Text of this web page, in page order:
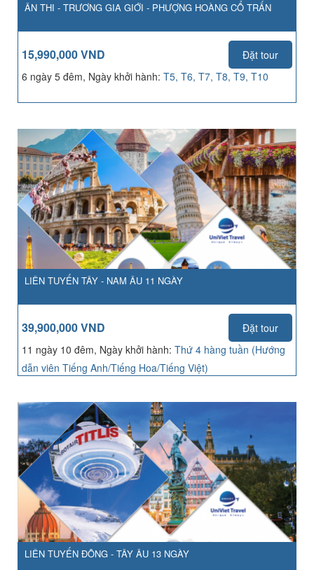
ÂN THI - TRƯƠNG GIA GIỚI - PHƯỢNG HOÀNG CỔ TRẤN
15,990,000 VND
Đặt tour
6 ngày 5 đêm, Ngày khởi hành: T5, T6, T7, T8, T9, T10
LIÊN TUYẾN TÂY - NAM ÂU 11 NGÀY
39,900,000 VND
Đặt tour
11 ngày 10 đêm, Ngày khởi hành: Thứ 4 hàng tuần (Hướng
dẫn viên Tiếng Anh/Tiếng Hoa/Tiếng Việt)
LIÊN TUYẾN ĐÔNG - TÂY ÂU 13 NGÀY